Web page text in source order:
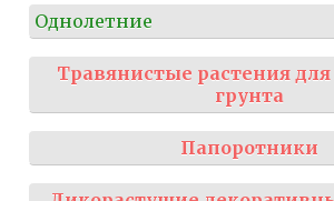
Однолетние
Травянистые растения
грунта
Папоротники